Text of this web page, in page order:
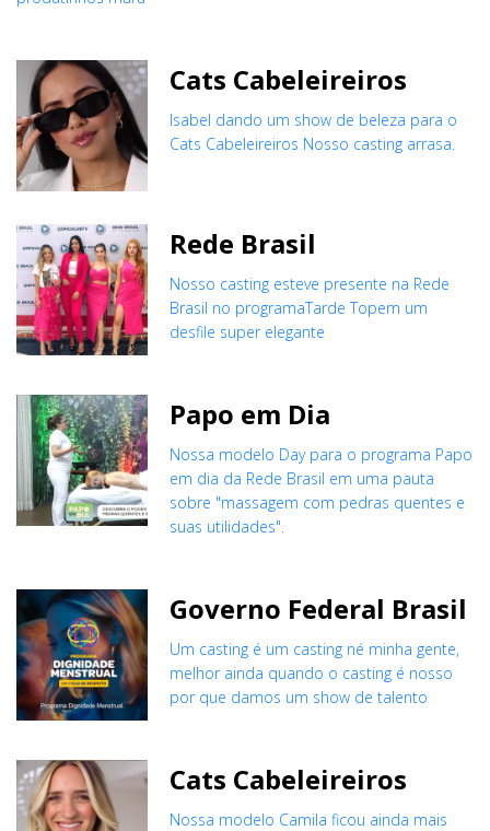
Cats Cabeleireiros
Isabel dando um show de beleza para o
Cats Cabeleireiros Nosso casting arrasa.
Rede Brasil
Nosso casting esteve presente na Rede
Brasil no programaTarde Topem um
desfile super elegante
Papo em Dia
Nossa modelo Day para o programa Papo
em dia da Rede Brasil em uma pauta
sobre "massagem com pedras quentes e
suas utilidades".
Governo Federal Brasil
Um casting é um casting né minha gente,
melhor ainda quando o casting é nosso
por que damos um show de talento
Cats Cabeleireiros
Nossa modelo Camila ficou ainda mais